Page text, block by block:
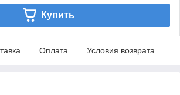
Купить
Оплата Условия возврата